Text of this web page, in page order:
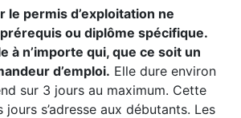
le permis d’exploitation ne
ou diplôme spécifique.
à n’importe qui, que ce soit un
d’emploi. Elle dure environ
sur 3 jours au maximum. Cette
s’adresse aux débutants. Les